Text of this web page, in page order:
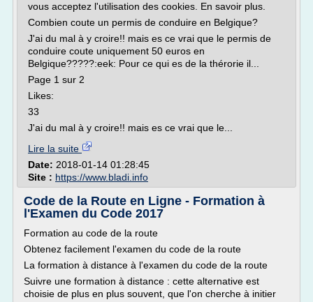
vous acceptez l'utilisation des cookies. En savoir plus.
Combien coute un permis de conduire en Belgique?
J'ai du mal à y croire!! mais es ce vrai que le permis de
conduire coute uniquement 50 euros en
Belgique?????:eek: Pour ce qui es de la thérorie il...
Page 1 sur 2
Likes:
33
J'ai du mal à y croire!! mais es ce vrai que le...
Lire la suite
Date: 2018-01-14 01:28:45
Site : https://www.bladi.info
Code de la Route en Ligne - Formation à
l'Examen du Code 2017
Formation au code de la route
Obtenez facilement l'examen du code de la route
La formation à distance à l'examen du code de la route
Suivre une formation à distance : cette alternative est
choisie de plus en plus souvent, que l'on cherche à initier